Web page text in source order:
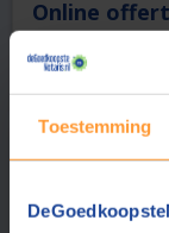
Toestemming
Online
Deze notaris
1 Vergelijk
Vraag een